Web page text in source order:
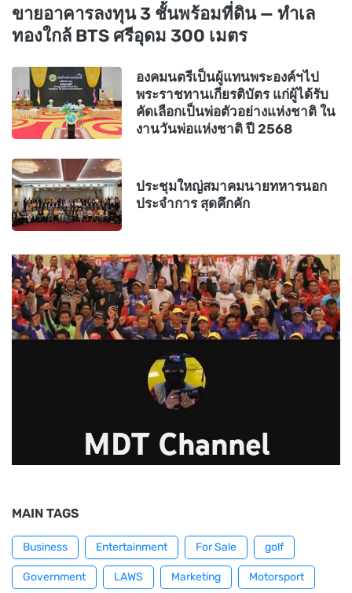
ขายอาคารลงทุน 3 ชั้นพร้อมที่ดิน — ทำเล
ทองใกล้ BTS ศรีอุดม 300 เมตร
องคมนตรีเป็นผู้แทนพระองค์ฯไป
พระราชทานเกียรติบัตร แก่ผู้ได้รับ
คัดเลือกเป็นพ่อตัวอย่างแห่งชาติ ใน
งานวันพ่อแห่งชาติ ปี 2568
ประชุมใหญ่สมาคมนายทหารนอก
ประจำการ สุดคึกคัก
MAIN TAGS
Business Entertainment For Sale golf
Government LAWS Marketing Motorsport